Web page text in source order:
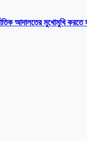
আদালতের মুখোমুখি করতে